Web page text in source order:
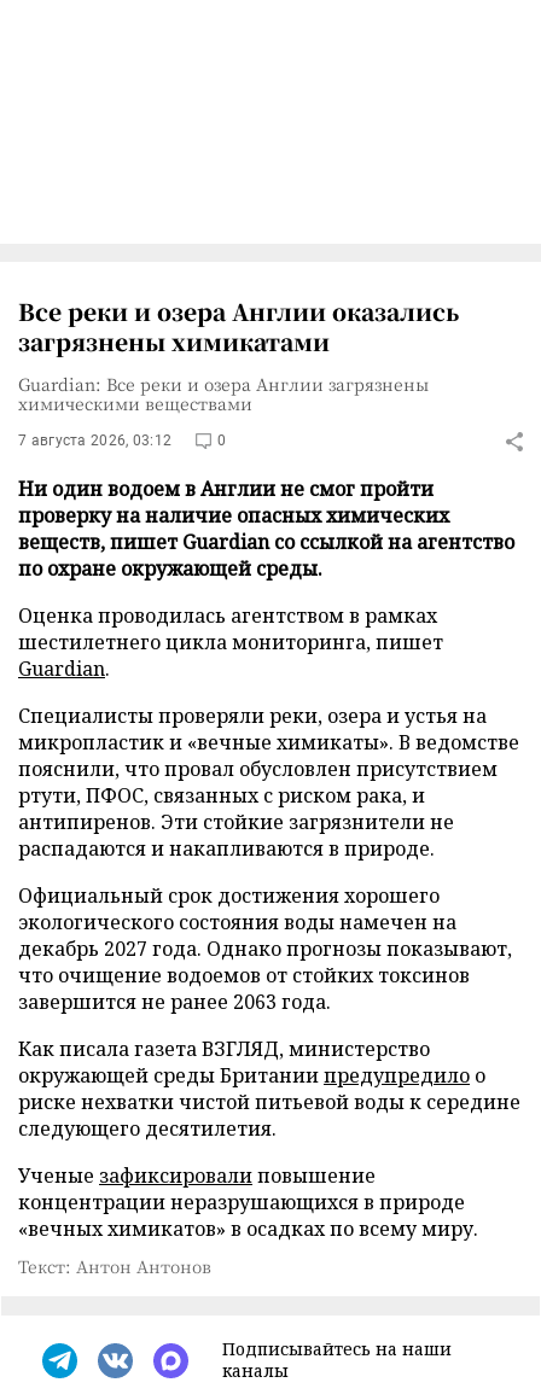
Все реки и озера Англии оказались
загрязнены химикатами
Guardian: Все реки и озера Англии загрязнены
химическими веществами
7 августа 2026, 03:12 0
Ни один водоем в Англии не смог пройти
проверку на наличие опасных химических
веществ, пишет Guardian со ссылкой на агентство
по охране окружающей среды.
Оценка проводилась агентством в рамках
шестилетнего цикла мониторинга, пишет
Guardian.
Специалисты проверяли реки, озера и устья на
микропластик и «вечные химикаты». В ведомстве
пояснили, что провал обусловлен присутствием
ртути, ПФОС, связанных с риском рака, и
антипиренов. Эти стойкие загрязнители не
распадаются и накапливаются в природе.
Официальный срок достижения хорошего
экологического состояния воды намечен на
декабрь 2027 года. Однако прогнозы показывают,
что очищение водоемов от стойких токсинов
завершится не ранее 2063 года.
Как писала газета ВЗГЛЯД, министерство
окружающей среды Британиипредупредило о
риске нехватки чистой питьевой воды к середине
следующего десятилетия.
Ученые зафиксировалиповышение
концентрации неразрушающихся в природе
«вечных химикатов» в осадках по всему миру.
Текст: Антон Антонов
Подписывайтесь на наши
каналы